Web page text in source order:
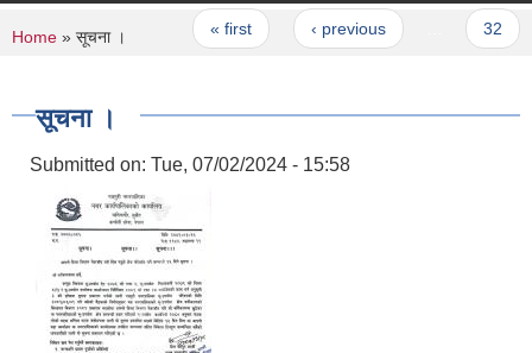
Pages
« first ‹ previous
You are here
Home » सूचना ।
सूचना ।
Submitted on: Tue, 07/02/2024 - 15:58